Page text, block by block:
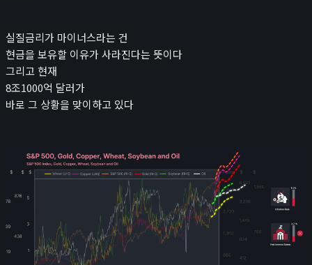
실질금리가 마이너스라는 건
현금을 보유할 이유가 사라진다는 뜻이다
그리고 현재
8조1000억 달러가
바로 그 상황을 맞이하고 있다